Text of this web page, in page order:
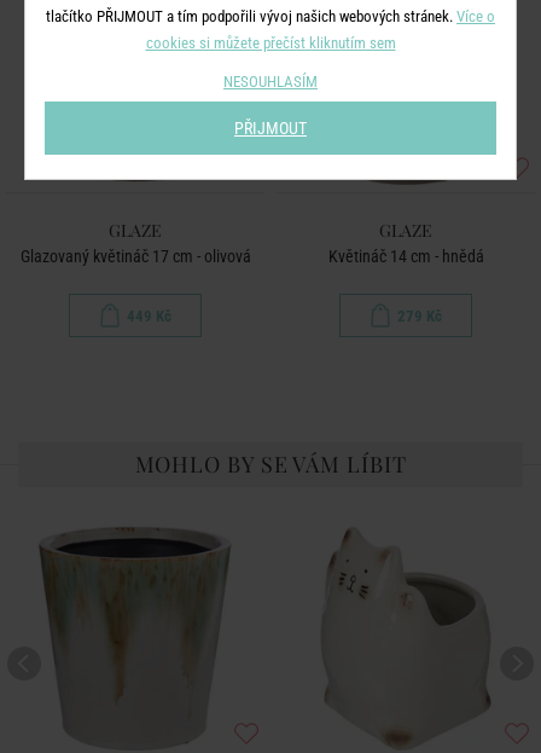
GLAZE
Glazovaný květináč 17 cm - olivová
449 Kč
GLAZE
Květináč 14 cm - hnědá
279 Kč
MOHLO BY SE VÁM LÍBIT
tlačítko PŘIJMOUT a tím podpořili vývoj našich webových stránek. Více o
cookies si můžete přečíst kliknutím sem
NESOUHLASÍM
PŘIJMOUT